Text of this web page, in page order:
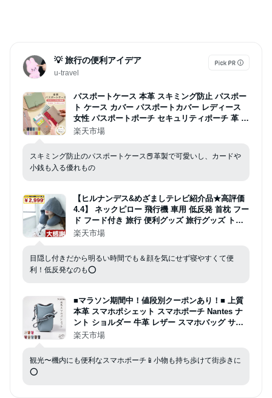
💡 旅行の便利アイデア
u-travel
パスポートケース 本革 スキミング防止 パスポー
ト ケース カバー パスポートカバー レディース
女性 パスポートポーチ セキュリティポーチ 革 パ
スポート入れ セキュリティ おしゃれ 財布 兼用
楽天市場
スキミング防止のパスポートケース📕革製で可愛いし、カードや
小銭も入る優れもの
【ヒルナンデス&めざましテレビ紹介品★高評価
4.4】 ネックピロー 飛行機 車用 低反発 首枕 フー
ド フード付き 旅行 便利グッズ 旅行グッズ トラ
ベルグッズ 車 トラベル 携帯枕 車用品 便利グッ
旅行 おすすめ プレゼント
楽天市場
目隠し付きだから明るい時間でも＆顔を気にせず寝やすくて便
利！低反発なのも⭕️
■マラソン期間中！値段別クーポンあり！■ 上質
本革 スマホポシェット スマホポーチ Nantes ナ
ント ショルダー 牛革 レザー スマホバッグ サコ
ッシュレディース マロエベ ギフト イマイバッグ
楽天市場
観光〜機内にも便利なスマホポーチ📱小物も持ち歩けて街歩きに
⭕️